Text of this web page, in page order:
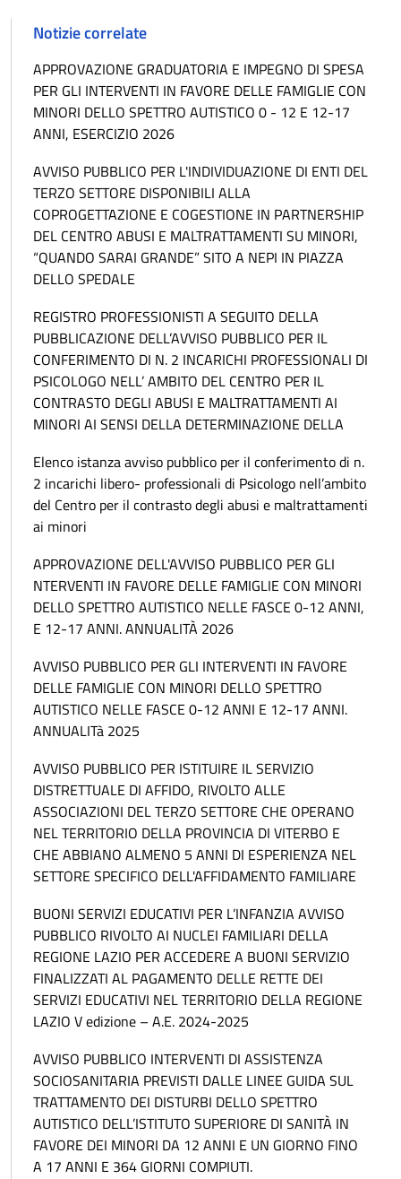
Notizie correlate
APPROVAZIONE GRADUATORIA E IMPEGNO DI SPESA
PER GLI INTERVENTI IN FAVORE DELLE FAMIGLIE CON
MINORI DELLO SPETTRO AUTISTICO 0 - 12 E 12-17
ANNI, ESERCIZIO 2026
AVVISO PUBBLICO PER L'INDIVIDUAZIONE DI ENTI DEL
TERZO SETTORE DISPONIBILI ALLA
COPROGETTAZIONE E COGESTIONE IN PARTNERSHIP
DEL CENTRO ABUSI E MALTRATTAMENTI SU MINORI,
“QUANDO SARAI GRANDE” SITO A NEPI IN PIAZZA
DELLO SPEDALE
REGISTRO PROFESSIONISTI A SEGUITO DELLA
PUBBLICAZIONE DELL’AVVISO PUBBLICO PER IL
CONFERIMENTO DI N. 2 INCARICHI PROFESSIONALI DI
PSICOLOGO NELL’ AMBITO DEL CENTRO PER IL
CONTRASTO DEGLI ABUSI E MALTRATTAMENTI AI
MINORI AI SENSI DELLA DETERMINAZIONE DELLA
Elenco istanza avviso pubblico per il conferimento di n.
2 incarichi libero- professionali di Psicologo nell’ambito
del Centro per il contrasto degli abusi e maltrattamenti
ai minori
APPROVAZIONE DELL'AVVISO PUBBLICO PER GLI
NTERVENTI IN FAVORE DELLE FAMIGLIE CON MINORI
DELLO SPETTRO AUTISTICO NELLE FASCE 0-12 ANNI,
E 12-17 ANNI. ANNUALITÀ 2026
AVVISO PUBBLICO PER GLI INTERVENTI IN FAVORE
DELLE FAMIGLIE CON MINORI DELLO SPETTRO
AUTISTICO NELLE FASCE 0-12 ANNI E 12-17 ANNI.
ANNUALITà 2025
AVVISO PUBBLICO PER ISTITUIRE IL SERVIZIO
DISTRETTUALE DI AFFIDO, RIVOLTO ALLE
ASSOCIAZIONI DEL TERZO SETTORE CHE OPERANO
NEL TERRITORIO DELLA PROVINCIA DI VITERBO E
CHE ABBIANO ALMENO 5 ANNI DI ESPERIENZA NEL
SETTORE SPECIFICO DELL'AFFIDAMENTO FAMILIARE
BUONI SERVIZI EDUCATIVI PER L’INFANZIA AVVISO
PUBBLICO RIVOLTO AI NUCLEI FAMILIARI DELLA
REGIONE LAZIO PER ACCEDERE A BUONI SERVIZIO
FINALIZZATI AL PAGAMENTO DELLE RETTE DEI
SERVIZI EDUCATIVI NEL TERRITORIO DELLA REGIONE
LAZIO V edizione – A.E. 2024-2025
AVVISO PUBBLICO INTERVENTI DI ASSISTENZA
SOCIOSANITARIA PREVISTI DALLE LINEE GUIDA SUL
TRATTAMENTO DEI DISTURBI DELLO SPETTRO
AUTISTICO DELL’ISTITUTO SUPERIORE DI SANITÀ IN
FAVORE DEI MINORI DA 12 ANNI E UN GIORNO FINO
A 17 ANNI E 364 GIORNI COMPIUTI.